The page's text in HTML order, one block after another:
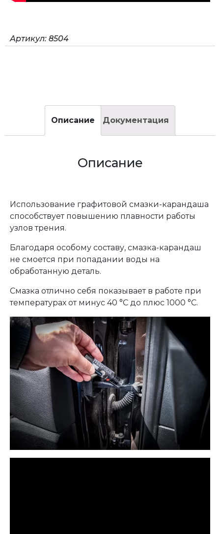
Артикул: 8504
Описание Документация
Описание
Использование графитовой смазки-карандаша
способствует повышению плавности работы
узлов трения.
Благодаря особому составу, смазка-карандаш
не смоется при попадании воды на
обработанную деталь.
Смазка отлично себя показывает в работе при
температурах от минус 40 °С до плюс 1000 °С.